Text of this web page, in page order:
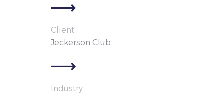
Client
Jeckerson Club
Industry